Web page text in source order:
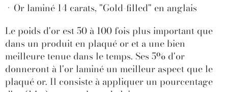
Or laminé 14 carats, "Gold-filled" en anglais
Le poids d'or est 50 à 100 fois plus important que
dans un produit en plaqué or et a une bien
meilleure tenue dans le temps. Ses 5% d'or
donneront à l'or laminé un meilleur aspect que le
plaqué or. Il consiste à appliquer un pourcentage